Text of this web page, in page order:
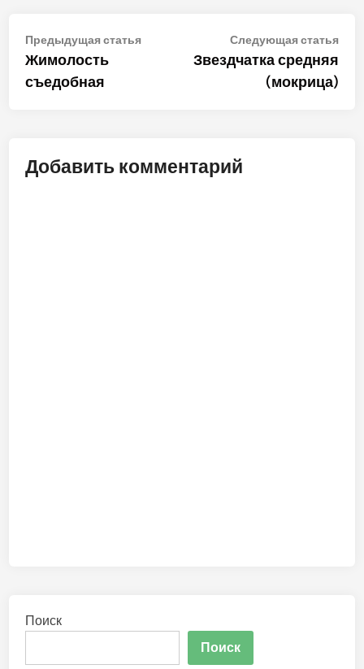
Навигация
по
записям
Предыдущая статьяПредыдущая
Жимолость
съедобная
Следующая статья
Звездчатка средняя
(мокрица)
Добавить комментарий
Поиск
Поиск